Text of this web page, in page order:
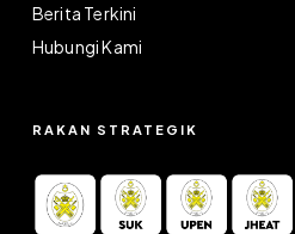
Berita Terkini
Hubungi Kami
RAKAN STRATEGIK